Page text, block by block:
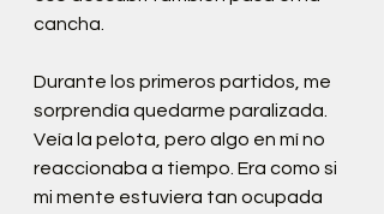
cancha.
Durante los primeros partidos, me
sorprendía quedarme paralizada.
Veía la pelota, pero algo en mí no
reaccionaba a tiempo. Era como si
mi mente estuviera tan ocupada